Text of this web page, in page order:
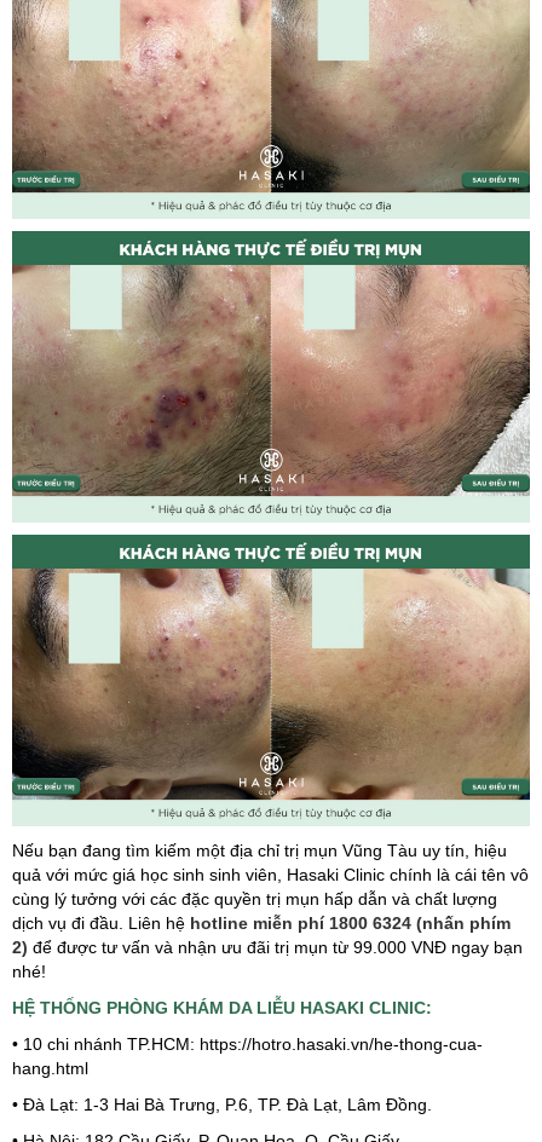
Nếu bạn đang tìm kiếm một địa chỉ trị mụn Vũng Tàu uy tín, hiệu
quả với mức giá học sinh sinh viên, Hasaki Clinic chính là cái tên vô
cùng lý tưởng với các đặc quyền trị mụn hấp dẫn và chất lượng
dịch vụ đi đầu. Liên hệ hotline miễn phí 1800 6324 (nhấn phím
2) để được tư vấn và nhận ưu đãi trị mụn từ 99.000 VNĐ ngay bạn
nhé!
HỆ THỐNG PHÒNG KHÁM DA LIỄU HASAKI CLINIC:
• 10 chi nhánh TP.HCM: https://hotro.hasaki.vn/he-thong-cua-
hang.html
• Đà Lạt: 1-3 Hai Bà Trưng, P.6, TP. Đà Lạt, Lâm Đồng.